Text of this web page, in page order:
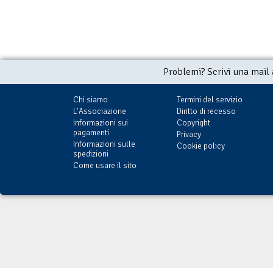
Problemi? Scrivi una
Chi siamo
L'Associazione
Informazioni sui
pagamenti
Informazioni sulle
spedizioni
Come usare il sito
Termini del servizio
Diritto di recesso
Copyright
Privacy
Cookie policy